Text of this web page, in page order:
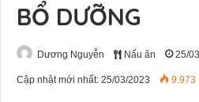
BỔ DƯỠNG
Dương Nguyễn Nấu ăn 25/
Cập nhật mới nhất: 25/03/2023 9.973